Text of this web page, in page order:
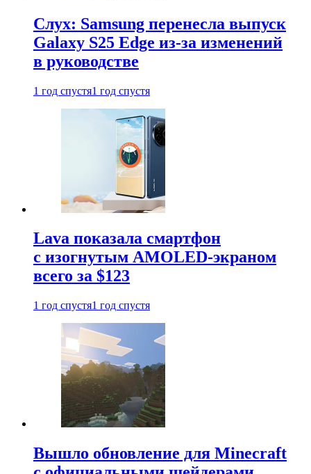
Слух: Samsung перенесла выпуск
Galaxy S25 Edge из-за изменений
в руководстве
1 год спустя1 год спустя
Lava показала смартфон
с изогнутым AMOLED-экраном
всего за $123
1 год спустя1 год спустя
Вышло обновление для Minecraft